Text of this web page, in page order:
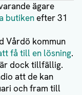
ägare
butikenefter 31
Vårdö kommun
få till en lösning.
är dock tillfällig.
att de kan
och fram till